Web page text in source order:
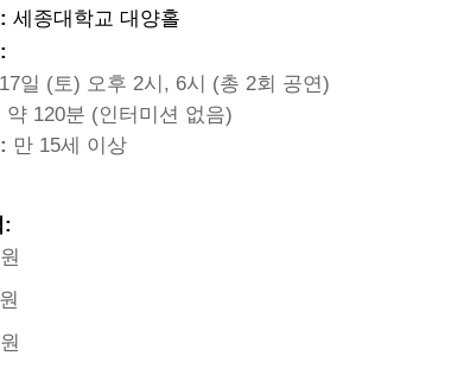
세종대학교 대양홀
일 (토) 오후 2시, 6시 (총 2회 공연)
약 120분 (인터미션 없음)
만 15세 이상
: